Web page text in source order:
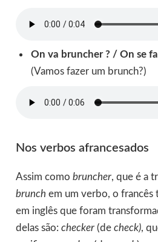
On va bruncher ? / On se
(Vamos fazer um brunch?)
Nos verbos afrancesados
Assim como bruncher, que é a
brunch em um verbo, o francês
em inglês que foram
delas são: checker(de check),